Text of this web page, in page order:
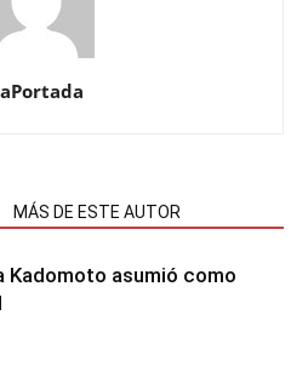
MÁS DE ESTE AUTOR
Kadomoto asumió como